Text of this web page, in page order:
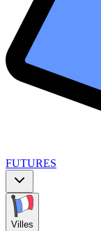
FUTURES
Villes